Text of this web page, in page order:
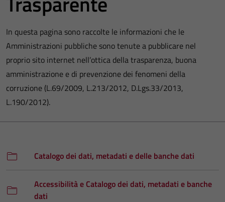
In questa pagina sono raccolte le informazioni che le
Amministrazioni pubbliche sono tenute a pubblicare nel
proprio sito internet nell’ottica della trasparenza, buona
amministrazione e di prevenzione dei fenomeni della
corruzione (L.69/2009, L.213/2012, D.Lgs.33/2013,
L.190/2012).
Catalogo dei dati, metadati e delle banche dati
Accessibilità e Catalogo dei dati, metadati e banche
dati